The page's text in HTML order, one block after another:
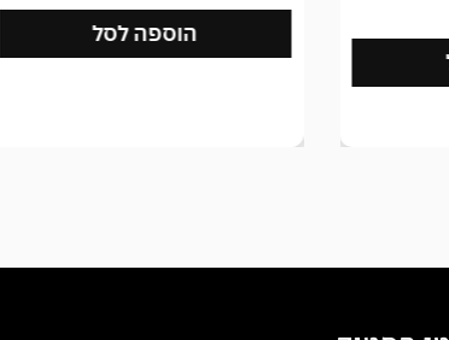
הוספה לסל